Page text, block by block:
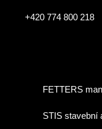
+420 774 800 218
FETTERS
STIS stavební